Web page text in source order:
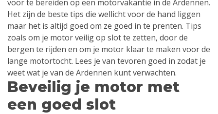
voor te bereiden op een motorvakantie in de Ardennen.
Het zijn de beste tips die wellicht voor de hand liggen
maar het is altijd goed om ze goed in te prenten. Tips
zoals om je motor veilig op slot te zetten, door de
bergen te rijden en om je motor klaar te maken voor de
lange motortocht. Lees je van tevoren goed in zodat je
weet wat je van de Ardennen kunt verwachten.
Beveilig je motor met
een goed slot